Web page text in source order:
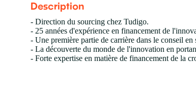
Description
- Direction du sourcing chez Tudigo.
- 25 années d'expérience en financement de
- Une première partie de carrière dans le conseil
- La découverte du monde de l'innovation en
- Forte expertise en matière de financement de la